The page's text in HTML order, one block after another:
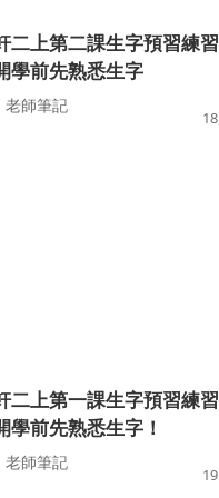
二上第二課生字預習練習
學前先熟悉生字
老師筆記
18
二上第一課生字預習練習
學前先熟悉生字！
老師筆記
19